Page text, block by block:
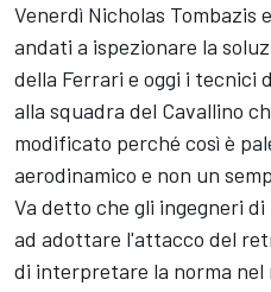
Venerdì Nicholas Tombazis
andati a ispezionare la
della Ferrari e oggi i tecnici
alla squadra del Cavallino
modificato perché così è
aerodinamico e non un
Va detto che gli ingegneri
ad adottare l'attacco del
di interpretare la norma nel